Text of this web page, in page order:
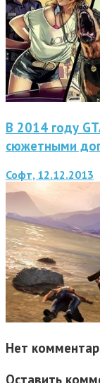
В 2014 году
сюжетными
Софт, 12.12.2013
Нет
Оставить